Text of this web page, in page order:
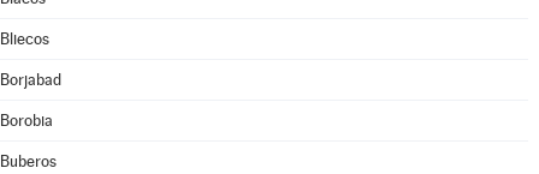
Bliecos
Borjabad
Borobia
Buberos